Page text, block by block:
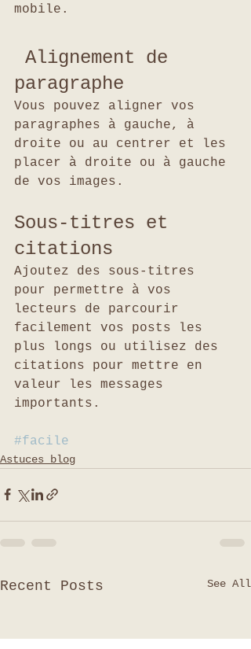
mobile.
paragraphe
Vous pouvez aligner vos
paragraphes à gauche, à
droite ou au centrer et les
placer à droite ou à gauche
de vos images.
Sous-titres et
citations
Ajoutez des sous-titres
pour permettre à vos
lecteurs de parcourir
facilement vos posts les
plus longs ou utilisez des
citations pour mettre en
valeur les messages
importants.
#facile
Astuces blog
Recent Posts See All